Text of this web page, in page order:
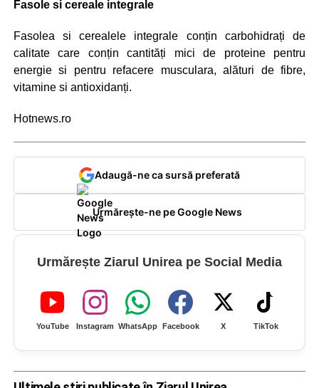
Fasole si cereale integrale
Fasolea si cerealele integrale conțin carbohidrați de
calitate care conțin cantități mici de proteine pentru
energie si pentru refacere musculara, alături de fibre,
vitamine si antioxidanți.
Hotnews.ro
Adaugă-ne ca sursă preferată
Urmărește-ne pe Google News
Urmărește Ziarul Unirea pe Social Media
YouTube Instagram WhatsApp Facebook X TikTok